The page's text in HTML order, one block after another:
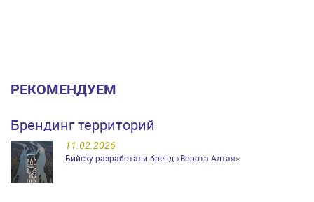
РЕКОМЕНДУЕМ
Брендинг территорий
11.02.2026
Бийску разработали бренд «Ворота Алтая»